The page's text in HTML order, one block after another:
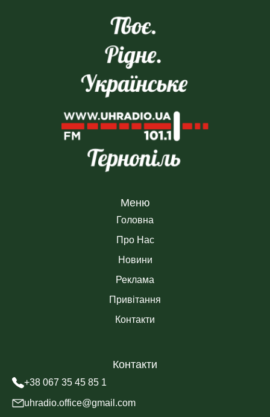
Меню
Головна
Про Нас
Новини
Реклама
Привітання
Контакти
Контакти
+38 067 35 45 85 1
uhradio.office@gmail.com